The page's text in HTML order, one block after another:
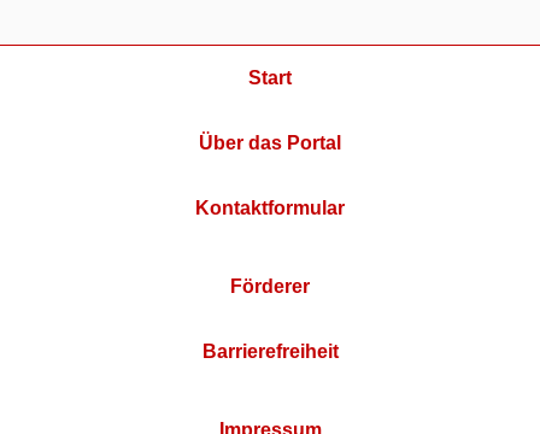
Start
Über das Portal
Kontaktformular
Förderer
Barrierefreiheit
Impressum